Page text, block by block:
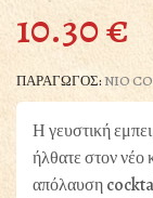
10.30€
ΠΑΡΑΓΩΓΟΣ:NIO
Η γευστική
ήλθατε στον νέο
απόλαυση